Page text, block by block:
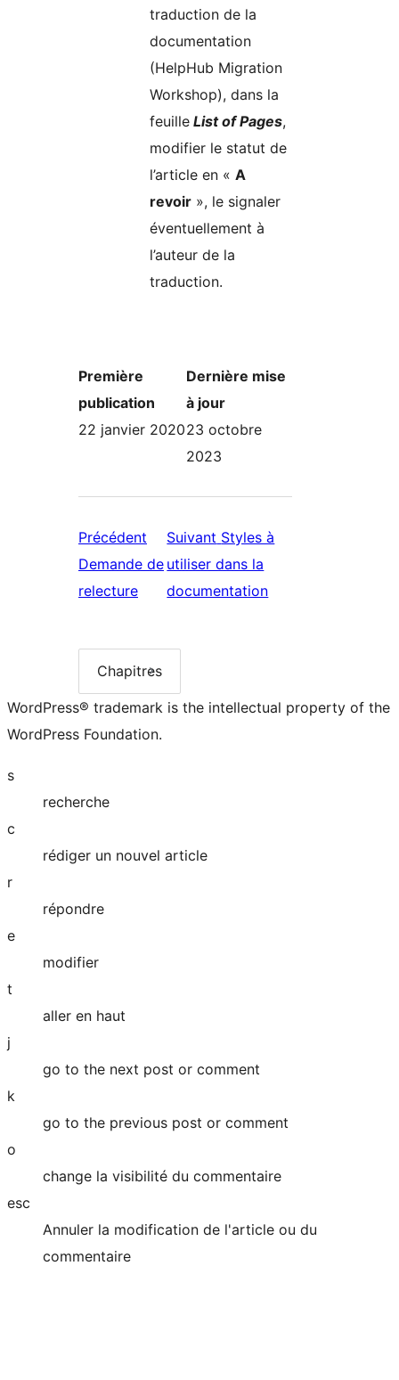
traduction de la
documentation
(HelpHub Migration
Workshop), dans la
feuille List of Pages,
modifier le statut de
l’article en « A
revoir », le signaler
éventuellement à
l’auteur de la
traduction.
Première
publication
22 janvier 2020
Dernière mise
à jour
23 octobre
2023
Précédent
Demande de
relecturePrécédent :
relecture
Suivant Styles à
utiliser dans la
documentationSuivant :
ChapitresListe
des
chapitres
WordPress® trademark is the intellectual property of the
WordPress Foundation.
s
recherche
c
rédiger un nouvel article
r
répondre
e
modifier
t
aller en haut
j
go to the next post or comment
k
go to the previous post or comment
o
change la visibilité du commentaire
esc
Annuler la modification de l'article ou du
commentaire